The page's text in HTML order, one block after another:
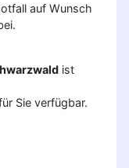
auf Wunsch
ist
Sie verfügbar.